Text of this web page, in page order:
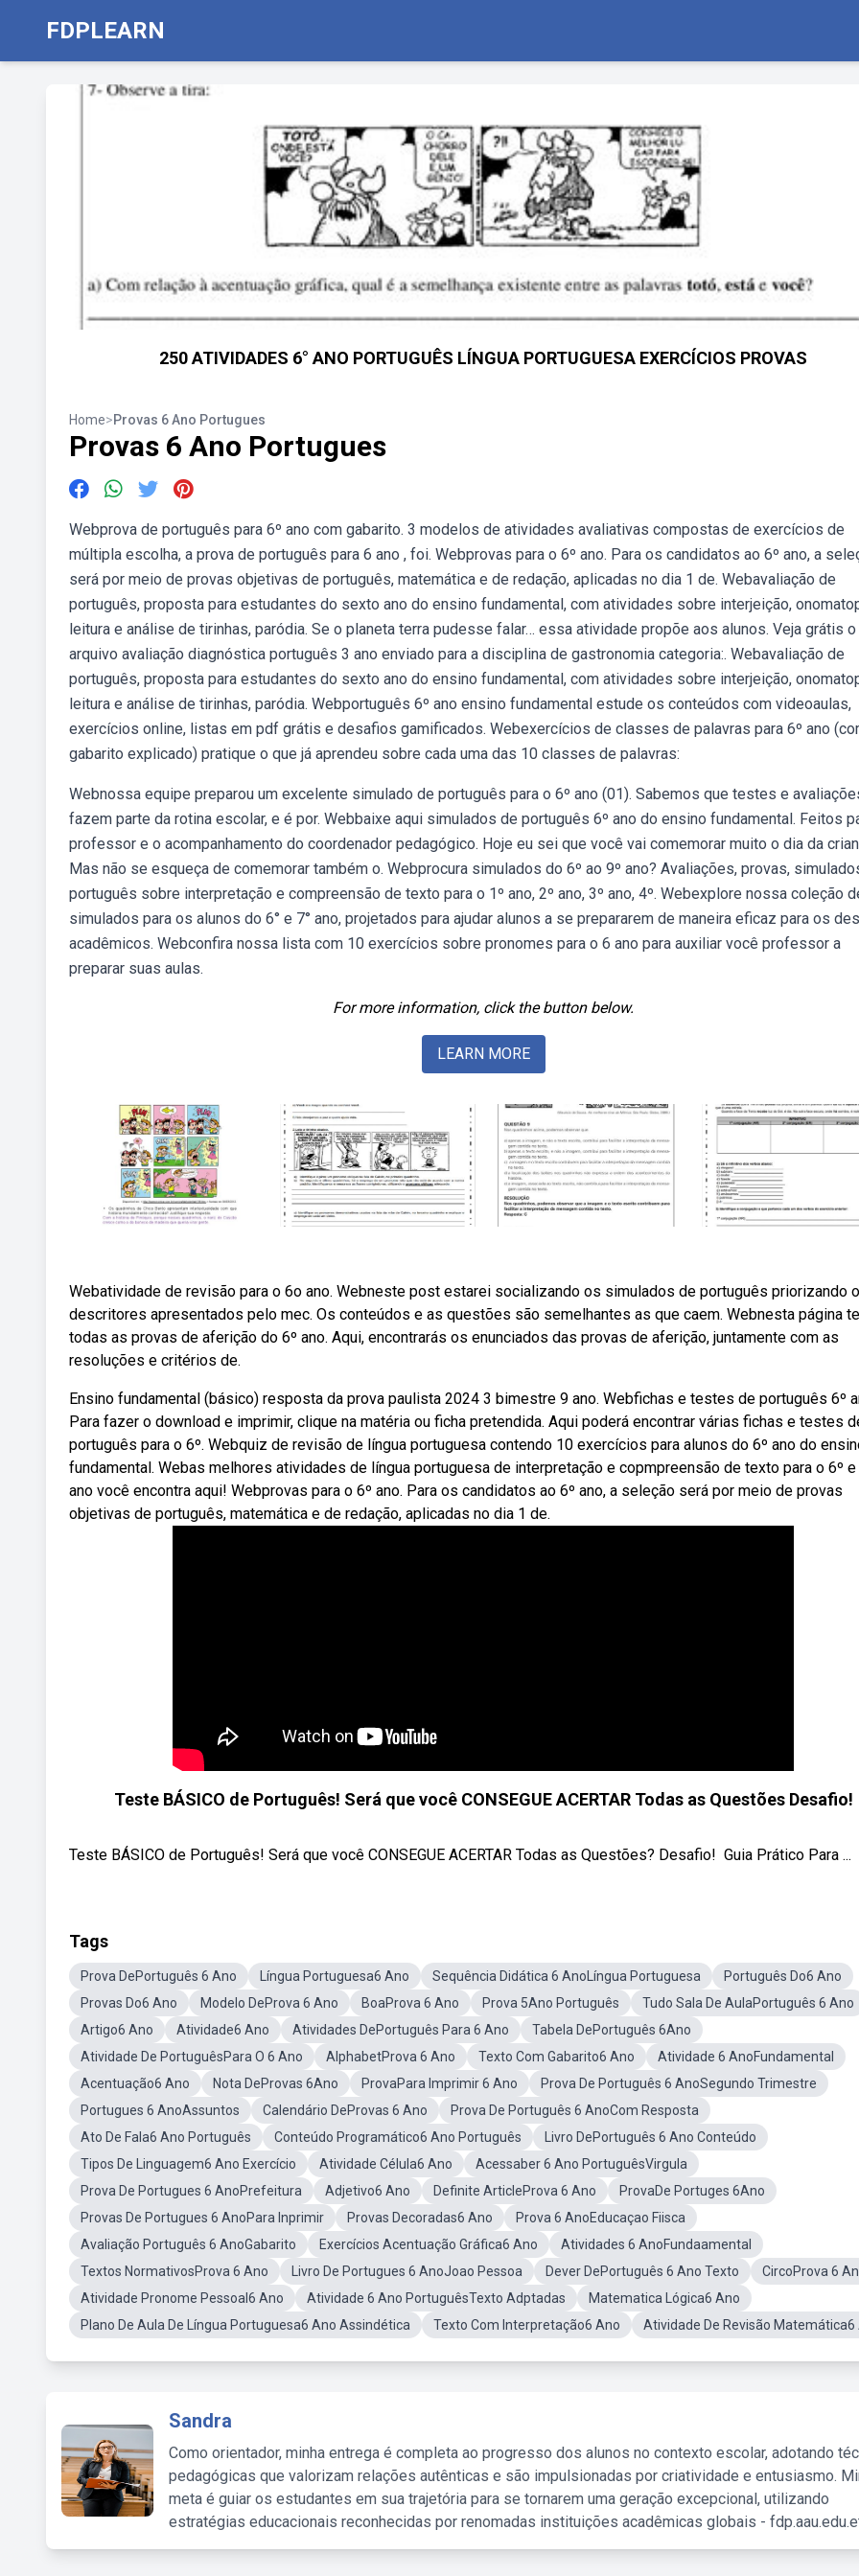
FDPLEARN
250 ATIVIDADES 6° ANO PORTUGUÊS LÍNGUA PORTUGUESA EXERCÍCIOS PROVAS
Home>Provas 6 Ano Portugues
Provas 6 Ano Portugues
Webprova de português para 6º ano com gabarito. 3 modelos de atividades avaliativas compostas de exercícios de
múltipla escolha, a prova de português para 6 ano , foi. Webprovas para o 6º ano. Para os candidatos ao 6º ano, a
será por meio de provas objetivas de português, matemática e de redação, aplicadas no dia 1 de. Webavaliação de
português, proposta para estudantes do sexto ano do ensino fundamental, com atividades sobre interjeição,
leitura e análise de tirinhas, paródia. Se o planeta terra pudesse falar… essa atividade propõe aos alunos. Veja grátis o
arquivo avaliação diagnóstica português 3 ano enviado para a disciplina de gastronomia categoria:. Webavaliação de
português, proposta para estudantes do sexto ano do ensino fundamental, com atividades sobre interjeição,
leitura e análise de tirinhas, paródia. Webportuguês 6º ano ensino fundamental estude os conteúdos com videoaulas,
exercícios online, listas em pdf grátis e desafios gamificados. Webexercícios de classes de palavras para 6º ano
gabarito explicado) pratique o que já aprendeu sobre cada uma das 10 classes de palavras:
Webnossa equipe preparou um excelente simulado de português para o 6º ano (01). Sabemos que testes e
fazem parte da rotina escolar, e é por. Webbaixe aqui simulados de português 6º ano do ensino fundamental. Feitos
professor e o acompanhamento do coordenador pedagógico. Hoje eu sei que você vai comemorar muito o dia da
Mas não se esqueça de comemorar também o. Webprocura simulados do 6º ao 9º ano? Avaliações, provas,
português sobre interpretação e compreensão de texto para o 1º ano, 2º ano, 3º ano, 4º. Webexplore nossa coleção
simulados para os alunos do 6° e 7° ano, projetados para ajudar alunos a se prepararem de maneira eficaz para os
acadêmicos. Webconfira nossa lista com 10 exercícios sobre pronomes para o 6 ano para auxiliar você professor a
preparar suas aulas.
For more information, click the button below.
LEARN MORE
Webatividade de revisão para o 6o ano. Webneste post estarei socializando os simulados de português priorizando
descritores apresentados pelo mec. Os conteúdos e as questões são semelhantes as que caem. Webnesta página
todas as provas de aferição do 6º ano. Aqui, encontrarás os enunciados das provas de aferição, juntamente com as
resoluções e critérios de.
Ensino fundamental (básico) resposta da prova paulista 2024 3 bimestre 9 ano. Webfichas e testes de português 6º
Para fazer o download e imprimir, clique na matéria ou ficha pretendida. Aqui poderá encontrar várias fichas e testes
português para o 6º. Webquiz de revisão de língua portuguesa contendo 10 exercícios para alunos do 6º ano do
fundamental. Webas melhores atividades de língua portuguesa de interpretação e copmpreensão de texto para o 6º e
ano você encontra aqui! Webprovas para o 6º ano. Para os candidatos ao 6º ano, a seleção será por meio de provas
objetivas de português, matemática e de redação, aplicadas no dia 1 de.
Teste BÁSICO de Português! Será que você CONSEGUE ACERTAR Todas as Questões Desafio!
Teste BÁSICO de Português! Será que você CONSEGUE ACERTAR Todas as Questões? Desafio! ‍ Guia Prático Para ...
Tags
Prova DePortuguês 6 Ano Língua Portuguesa6 Ano Sequência Didática 6 AnoLíngua Portuguesa
Português Do6 Ano
Provas Do6 Ano
Modelo DeProva 6 Ano BoaProva 6 Ano Prova 5Ano Português
Tudo Sala De AulaPortuguês 6 Ano
Artigo6 Ano
Atividade6 Ano Atividades DePortuguês Para 6 Ano
Tabela DePortuguês 6Ano
Atividade De PortuguêsPara O 6 Ano
AlphabetProva 6 Ano Texto Com Gabarito6 Ano
Atividade 6 AnoFundamental
Acentuação6 Ano
Nota DeProvas 6Ano ProvaPara Imprimir 6 Ano
Prova De Português 6 AnoSegundo Trimestre
Portugues 6 AnoAssuntos
Calendário DeProvas 6 Ano
Prova De Português 6 AnoCom Resposta
Ato De Fala6 Ano Português
Conteúdo Programático6 Ano Português
Livro DePortuguês 6 Ano Conteúdo
Tipos De Linguagem6 Ano Exercício
Atividade Célula6 Ano
Acessaber 6 Ano PortuguêsVirgula
Prova De Portugues 6 AnoPrefeitura
Adjetivo6 Ano Definite ArticleProva 6 Ano
ProvaDe Portuges 6Ano
Provas De Portugues 6 AnoPara Inprimir
Provas Decoradas6 Ano
Prova 6 AnoEducaçao Fiisca
Avaliação Português 6 AnoGabarito
Exercícios Acentuação Gráfica6 Ano
Atividades 6 AnoFundaamental
Textos NormativosProva 6 Ano
Livro De Portugues 6 AnoJoao Pessoa Dever DePortuguês 6 Ano Texto
CircoProva 6
Atividade Pronome Pessoal6 Ano
Atividade 6 Ano PortuguêsTexto Adptadas
Matematica Lógica6 Ano
Plano De Aula De Língua Portuguesa6 Ano Assindética
Texto Com Interpretação6 Ano Atividade De Revisão Matemática6
Sandra
Como orientador, minha entrega é completa ao progresso dos alunos no contexto escolar, adotando
pedagógicas que valorizam relações autênticas e são impulsionadas por criatividade e entusiasmo.
meta é guiar os estudantes em sua trajetória para se tornarem uma geração excepcional, utilizando
estratégias educacionais reconhecidas por renomadas instituições acadêmicas globais -